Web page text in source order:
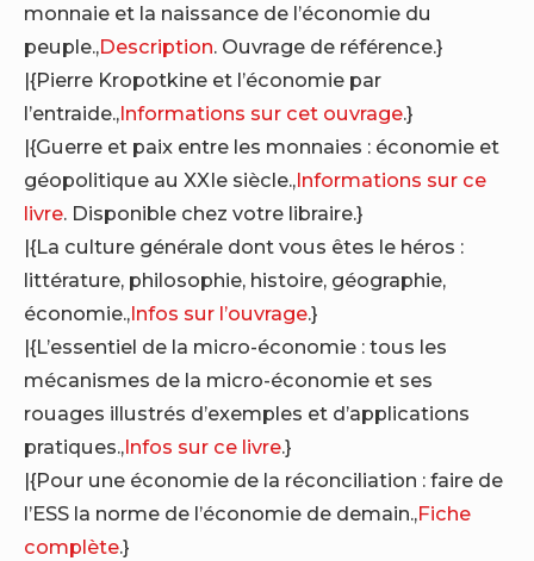
monnaie et la naissance de l’économie du
peuple.,Description. Ouvrage de référence.}
|{Pierre Kropotkine et l’économie par
l’entraide.,Informations sur cet ouvrage.}
|{Guerre et paix entre les monnaies : économie et
géopolitique au XXIe siècle.,Informations sur ce
livre. Disponible chez votre libraire.}
|{La culture générale dont vous êtes le héros :
littérature, philosophie, histoire, géographie,
économie.,Infos sur l’ouvrage.}
|{L’essentiel de la micro-économie : tous les
mécanismes de la micro-économie et ses
rouages illustrés d’exemples et d’applications
pratiques.,Infos sur ce livre.}
|{Pour une économie de la réconciliation : faire de
l’ESS la norme de l’économie de demain.,Fiche
complète.}